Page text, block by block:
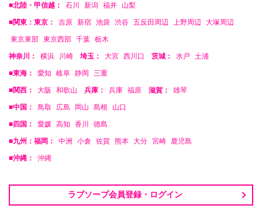
■北陸・甲信越： 石川 新潟 福井 山梨
■関東：東京： 吉原 新宿 池袋 渋谷 五反田周辺 上野周辺 大塚周辺
東京東部 東京西部 千葉 栃木
神奈川： 横浜 川崎 埼玉： 大宮 西川口 茨城： 水戸 土浦
■東海： 愛知 岐阜 静岡 三重
■関西： 大阪 和歌山 兵庫： 兵庫 福原 滋賀： 雄琴
■中国： 鳥取 広島 岡山 島根 山口
■四国： 愛媛 高知 香川 徳島
■九州：福岡： 中洲 小倉 佐賀 熊本 大分 宮崎 鹿児島
■沖縄： 沖縄
ラブソープ会員登録・ログイン